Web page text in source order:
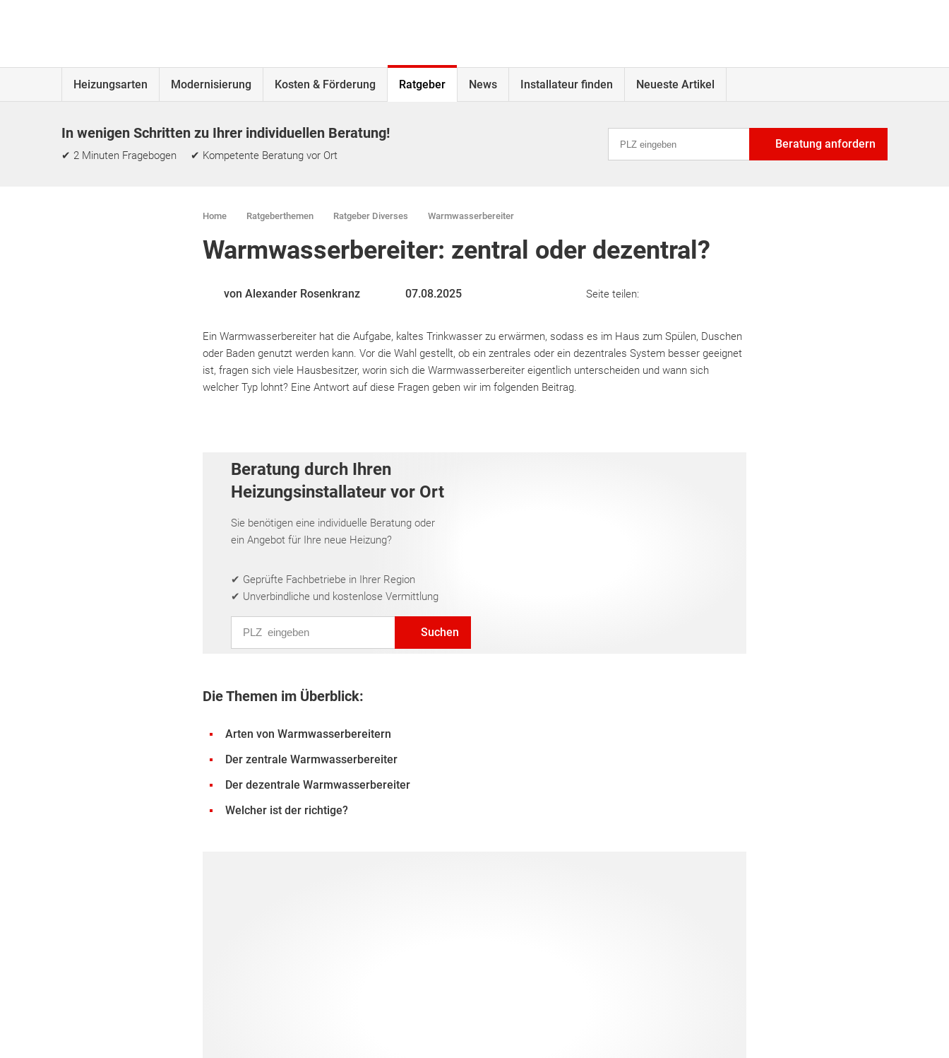
Heizungsarten Modernisierung Kosten & Förderung Ratgeber News Installateur finden Neueste Artikel
In wenigen Schritten zu Ihrer individuellen Beratung!
✔ 2 Minuten Fragebogen ✔ Kompetente Beratung vor Ort
Beratung anfordern
Home Ratgeberthemen Ratgeber Diverses Warmwasserbereiter
Warmwasserbereiter: zentral oder dezentral?
von Alexander Rosenkranz 07.08.2025 Seite teilen:
Ein Warmwasserbereiter hat die Aufgabe, kaltes Trinkwasser zu erwärmen, sodass es im Haus zum Spülen, Duschen
oder Baden genutzt werden kann. Vor die Wahl gestellt, ob ein zentrales oder ein dezentrales System besser geeignet
ist, fragen sich viele Hausbesitzer, worin sich die Warmwasserbereiter eigentlich unterscheiden und wann sich
welcher Typ lohnt? Eine Antwort auf diese Fragen geben wir im folgenden Beitrag.
Beratung durch Ihren
Heizungsinstallateur vor Ort
Sie benötigen eine individuelle Beratung oder
ein Angebot für Ihre neue Heizung?
✔ Geprüfte Fachbetriebe in Ihrer Region
✔ Unverbindliche und kostenlose Vermittlung
Suchen
Die Themen im Überblick:
Arten von Warmwasserbereitern
Der zentrale Warmwasserbereiter
Der dezentrale Warmwasserbereiter
Welcher ist der richtige?